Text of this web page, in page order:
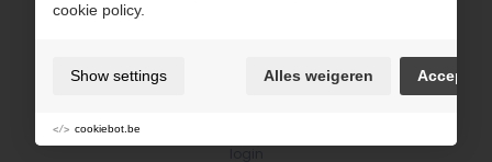
Nutzungsbedingungen und Datenschutzpolitik
cookie policy.
Show settings Alles weigeren Accept
cookiebot.be